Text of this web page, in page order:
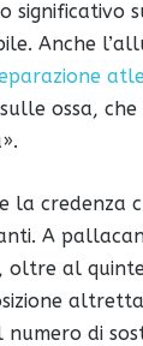
significativo
Anche
ossa, che
la credenza
A
oltre al
di